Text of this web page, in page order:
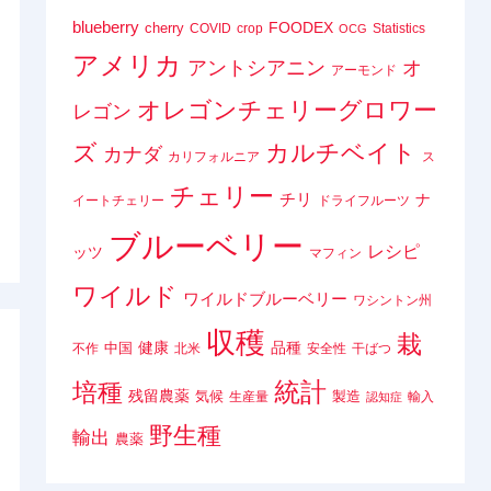
blueberry cherry COVID crop FOODEX OCG Statistics
アメリカ アントシアニン アーモンド オ
レゴン オレゴンチェリーグロワー
ズ カナダ カリフォルニア カルチベイト ス
イートチェリー チェリー チリ ドライフルーツ ナ
ッツ ブルーベリー マフィン レシピ
ワイルド ワイルドブルーベリー ワシントン州
不作 中国 健康 北米 収穫 品種 安全性 干ばつ 栽
培種 残留農薬 気候 生産量 統計 製造 認知症 輸入
輸出 農薬 野生種